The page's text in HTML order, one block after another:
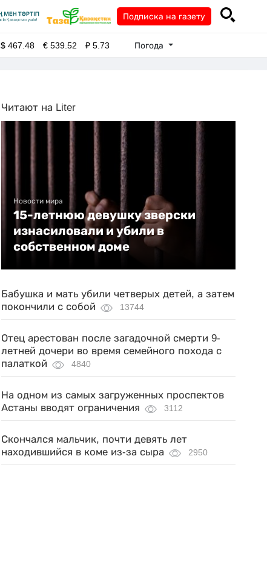
Подписка на газету
$467.48 €539.52 ₽5.73 Погода
Читают на Liter
Новости мира
15-летнюю девушку зверски
изнасиловали и убили в
собственном доме
Бабушка и мать убили четверых детей, а затем
покончили с собой
13744
Отец арестован после загадочной смерти 9-
летней дочери во время семейного похода с
палаткой
4840
На одном из самых загруженных проспектов
Астаны вводят ограничения
3112
Скончался мальчик, почти девять лет
находившийся в коме из-за сыра
2950